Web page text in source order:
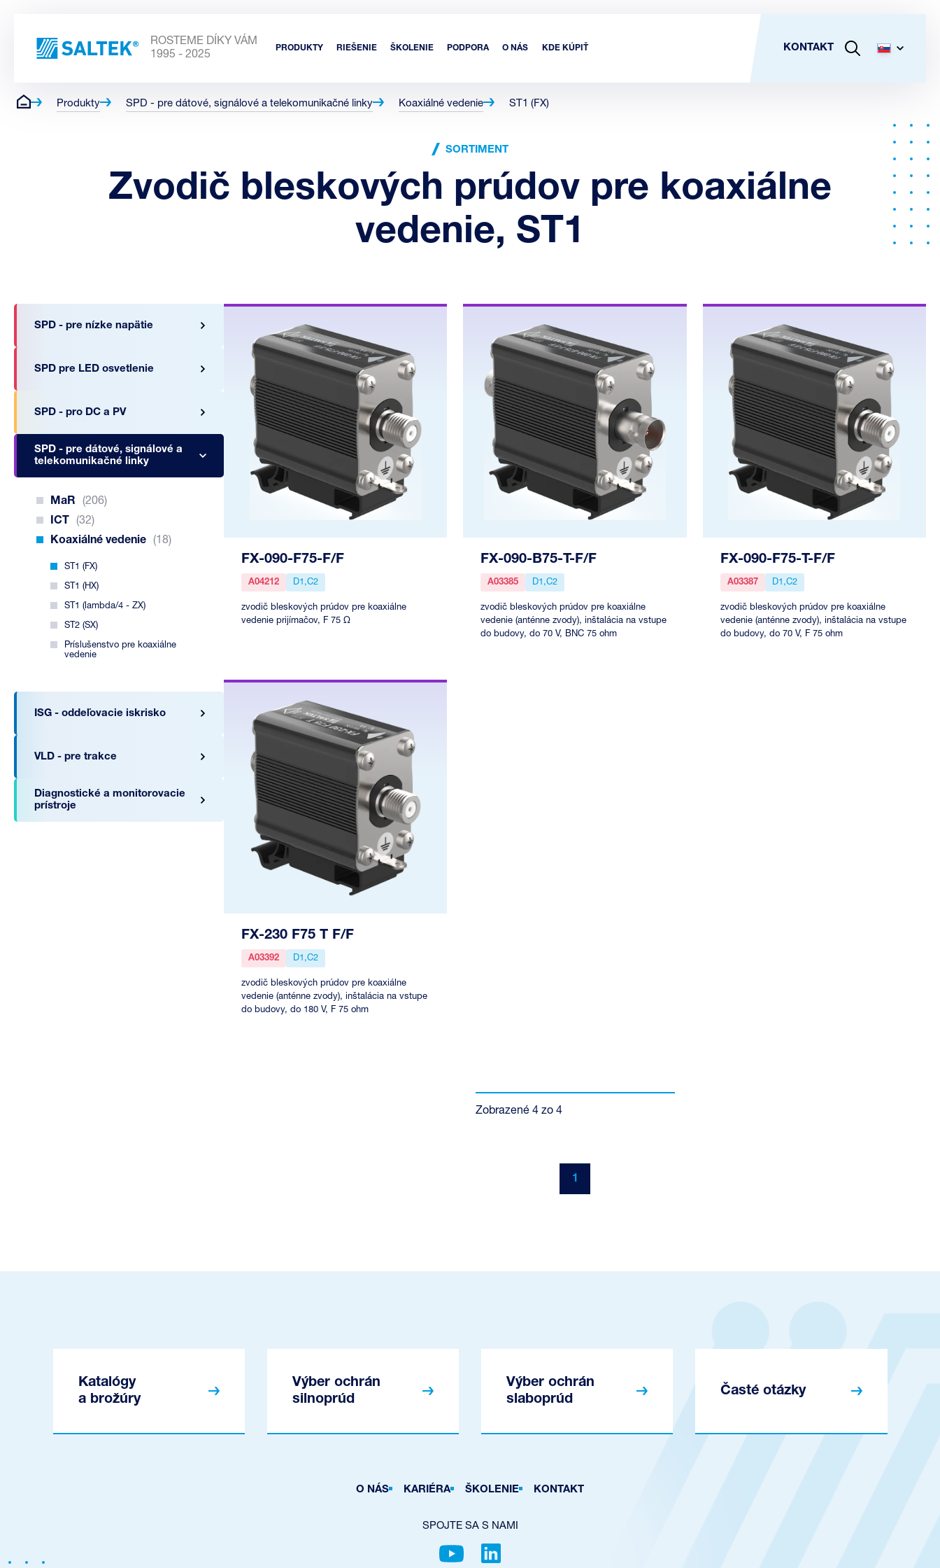
ROSTEME DÍKY VÁM
1995 - 2025
PRODUKTY RIEŠENIE ŠKOLENIE PODPORA O NÁS KDE KÚPIŤ KONTAKT
Produkty SPD - pre dátové, signálové a telekomunikačné linky Koaxiálné vedenie ST1 (FX)
SORTIMENT
Zvodič bleskových prúdov pre koaxiálne
vedenie, ST1
SPD - pre nízke napätie
SPD pre LED osvetlenie
SPD - pro DC a PV
SPD - pre dátové, signálové a
telekomunikačné linky
MaR
(206)
ICT
(32)
Koaxiálné vedenie
(18)
ST1 (FX)
ST1 (HX)
ST1 (lambda/4 - ZX)
ST2 (SX)
Príslušenstvo pre koaxiálne
vedenie
ISG - oddeľovacie iskrisko
VLD - pre trakce
Diagnostické a monitorovacie
prístroje
FX-090-F75-F/F
A04212 D1,C2
zvodič bleskových prúdov pre koaxiálne
vedenie prijímačov, F 75 Ω
FX-090-B75-T-F/F
A03385 D1,C2
zvodič bleskových prúdov pre koaxiálne
vedenie (anténne zvody), inštalácia na vstupe
do budovy, do 70 V, BNC 75 ohm
FX-090-F75-T-F/F
A03387 D1,C2
zvodič bleskových prúdov pre koaxiálne
vedenie (anténne zvody), inštalácia na vstupe
do budovy, do 70 V, F 75 ohm
FX-230 F75 T F/F
A03392 D1,C2
zvodič bleskových prúdov pre koaxiálne
vedenie (anténne zvody), inštalácia na vstupe
do budovy, do 180 V, F 75 ohm
Zobrazené 4zo 4
1
Katalógy
a brožúry
Výber ochrán
silnoprúd
Výber ochrán
slaboprúd
Časté otázky
O NÁS KARIÉRA ŠKOLENIE KONTAKT
SPOJTE SA S NAMI